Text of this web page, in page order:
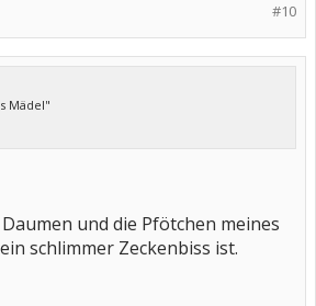
#10
Mädel"
und die Pfötchen meines
schlimmer Zeckenbiss ist.